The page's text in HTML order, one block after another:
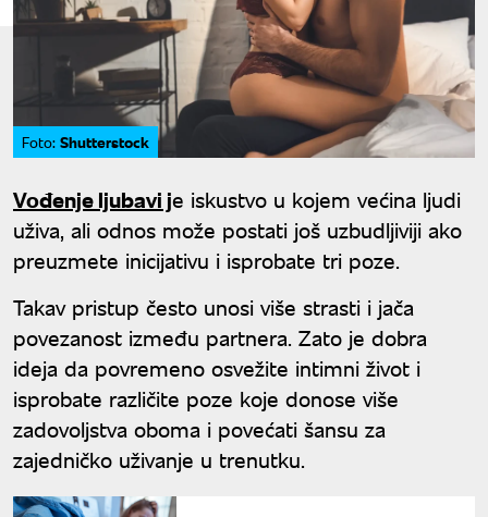
Foto: Shutterstock
Vođenje ljubavi je iskustvo u kojem većina ljudi
uživa, ali odnos može postati još uzbudljiviji ako
preuzmete inicijativu i isprobate tri poze.
Takav pristup često unosi više strasti i jača
povezanost između partnera. Zato je dobra
ideja da povremeno osvežite intimni život i
isprobate različite poze koje donose više
zadovoljstva oboma i povećati šansu za
zajedničko uživanje u trenutku.